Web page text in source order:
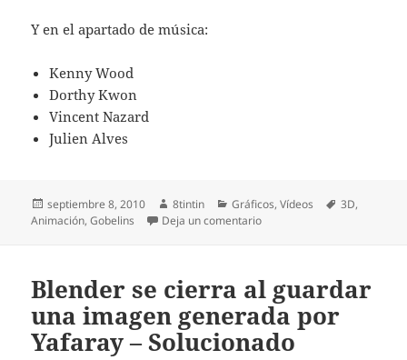
Y en el apartado de música:
Kenny Wood
Dorthy Kwon
Vincent Nazard
Julien Alves
Publicado
el
septiembre 8, 2010 Autor
8tintin Categorías
Gráficos,Vídeos Etiquetas
3D,
Animación,Gobelins Deja un comentarioen Oktapodi – Referencia de
Blender se cierra al guardar
una imagen generada por
Yafaray – Solucionado